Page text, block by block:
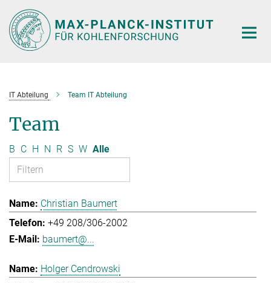
Hauptinhalt
IT Abteilung Team IT Abteilung
Team
B C H N R S W Alle
Christian Baumert
+49 208/306-2002
baumert@...
Holger Cendrowski